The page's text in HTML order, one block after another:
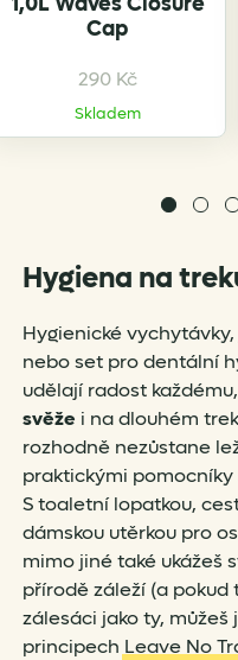
Cap
290 Kč
Skladem
Hygiena na
Hygienické
nebo set pro dentální
udělají radost
svěže i na dlouhém
rozhodně nezůstane
praktickými
S toaletní lopatkou,
dámskou utěrkou pro
mimo jiné také ukážeš
přírodě záleží (a
zálesáci jako ty,
principech Leave No